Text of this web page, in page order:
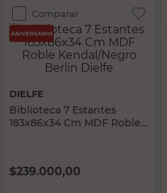
Comparar
DIELFE
Biblioteca 7 Estantes
183x86x34 Cm MDF Roble
$239.000,00